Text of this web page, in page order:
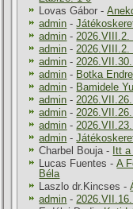
Lovas Gábor -
admin -
admin -2026.VIII.2.
admin -2026.VIII.2.
admin -
admin - Botka Endre
admin - Bamidele
admin -
admin -
admin -
admin -
Charbel Bouja- Itt
Lucas Fuentes -A
Béla
Laszlo dr.Kincses -
admin -